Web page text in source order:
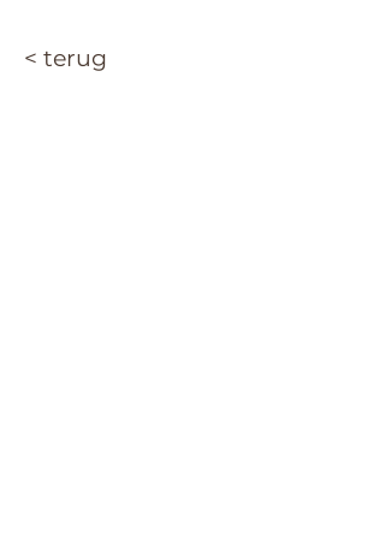
< terug